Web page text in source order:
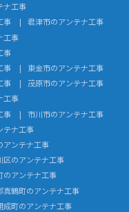
ナ工事
事
君津市のアンテナ工事
工事
事
事
東金市のアンテナ工事
事
茂原市のアンテナ工事
工事
事
市川市のアンテナ工事
テナ工事
アンテナ工事
区のアンテナ工事
のアンテナ工事
真鶴町のアンテナ工事
成町のアンテナ工事